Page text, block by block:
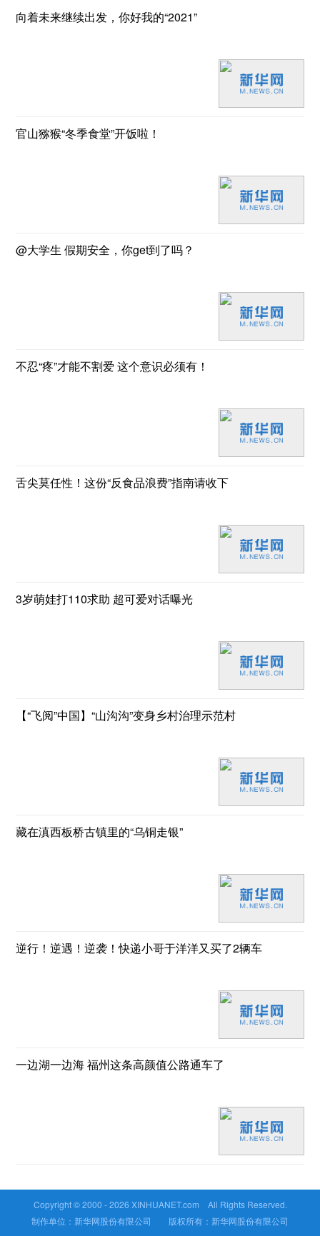
向着未来继续出发，你好我的“2021”
官山猕猴“冬季食堂”开饭啦！
@大学生 假期安全，你get到了吗？
不忍“疼”才能不割爱 这个意识必须有！
舌尖莫任性！这份“反食品浪费”指南请收下
3岁萌娃打110求助 超可爱对话曝光
【“飞阅”中国】“山沟沟”变身乡村治理示范村
藏在滇西板桥古镇里的“乌铜走银”
逆行！逆遇！逆袭！快递小哥于洋洋又买了2辆车
一边湖一边海 福州这条高颜值公路通车了
Copyright © 2000 -2026 XINHUANET.com All Rights Reserved.
制作单位：新华网股份有限公司 版权所有：新华网股份有限公司